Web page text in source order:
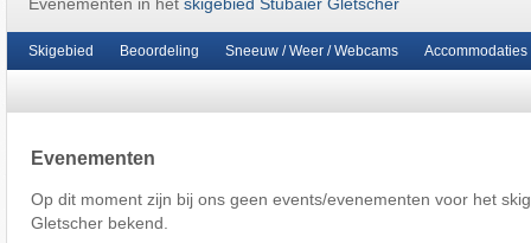
Skigebied Beoordeling Sneeuw / Weer / Webcams Accommodaties
Evenementen
Op dit moment zijn bij ons geen events/evenementen voor het
Gletscher bekend.